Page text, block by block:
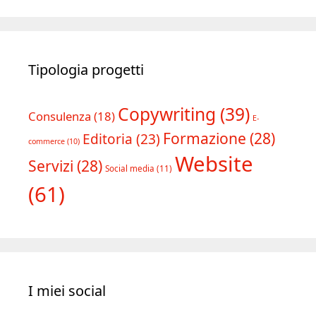
Tipologia progetti
Consulenza (18) Copywriting (39) E-
commerce (10) Editoria (23) Formazione (28)
Servizi (28) Social media (11) Website
(61)
I miei social